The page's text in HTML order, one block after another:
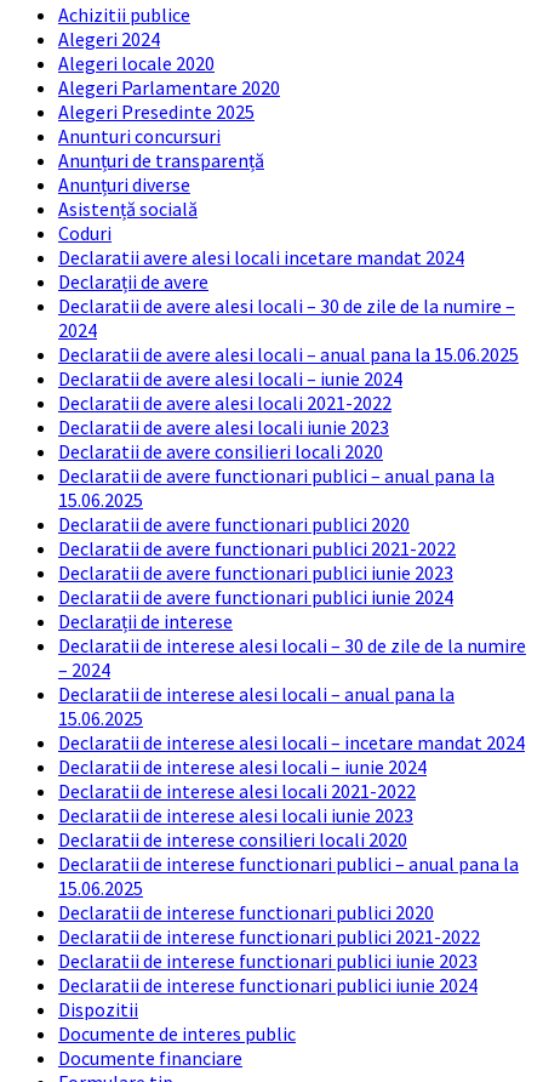
Achizitii publice
Alegeri 2024
Alegeri locale 2020
Alegeri Parlamentare 2020
Alegeri Presedinte 2025
Anunturi concursuri
Anunțuri de transparență
Anunțuri diverse
Asistență socială
Coduri
Declaratii avere alesi locali incetare mandat 2024
Declarații de avere
Declaratii de avere alesi locali – 30 de zile de la numire –
2024
Declaratii de avere alesi locali – anual pana la 15.06.2025
Declaratii de avere alesi locali – iunie 2024
Declaratii de avere alesi locali 2021-2022
Declaratii de avere alesi locali iunie 2023
Declaratii de avere consilieri locali 2020
Declaratii de avere functionari publici – anual pana la
15.06.2025
Declaratii de avere functionari publici 2020
Declaratii de avere functionari publici 2021-2022
Declaratii de avere functionari publici iunie 2023
Declaratii de avere functionari publici iunie 2024
Declarații de interese
Declaratii de interese alesi locali – 30 de zile de la numire
– 2024
Declaratii de interese alesi locali – anual pana la
15.06.2025
Declaratii de interese alesi locali – incetare mandat 2024
Declaratii de interese alesi locali – iunie 2024
Declaratii de interese alesi locali 2021-2022
Declaratii de interese alesi locali iunie 2023
Declaratii de interese consilieri locali 2020
Declaratii de interese functionari publici – anual pana la
15.06.2025
Declaratii de interese functionari publici 2020
Declaratii de interese functionari publici 2021-2022
Declaratii de interese functionari publici iunie 2023
Declaratii de interese functionari publici iunie 2024
Dispozitii
Documente de interes public
Documente financiare